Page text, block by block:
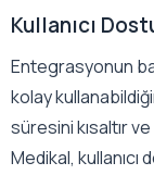
Kullanıcı
Entegrasyonun
kolay
süresini kısaltır
Medikal,